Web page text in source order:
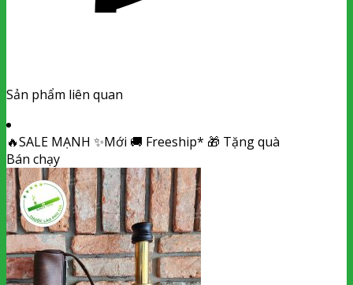
Sản phẩm liên quan
🔥SALE MẠNH ✨Mới 🚚 Freeship* 🎁 Tặng quà
Bán chạy